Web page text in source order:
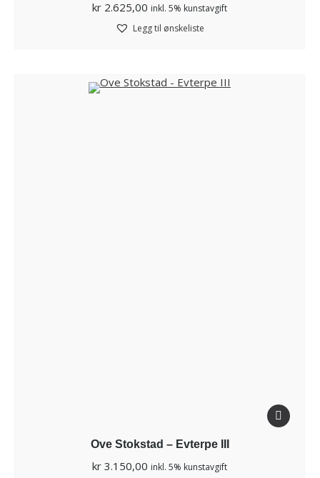
kr 2.625,00 inkl. 5% kunstavgift
Legg til ønskeliste
Ove Stokstad – Evterpe III
kr 3.150,00 inkl. 5% kunstavgift